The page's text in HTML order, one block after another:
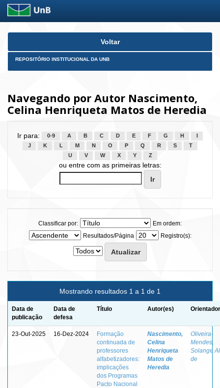
Skip
Voltar
REPOSITÓRIO INSTITUCIONAL DA UNB
Navegando por Autor Nascimento,
Celina Henriqueta Matos de Heredia
Ir para: 0-9 A B C D E F G H
J
K L M N O P Q R S
T
U
V W X Y Z
ou entre com as primeiras letras:
Classificar por:
Em ordem:
Resultados/Página
Registro(s):
Mostrando resultados 1 a 1 de 1
Data de
publicação
Data de
defesa
Título Autor(es)
23-Out-2025 16-Dez-2024
Formação
continuada de
professores
alfabetizadores:
implicações
dos Programas
Pacto Nacional
Nascimento,
Celina
Henriqueta
Matos de
Heredia
Oliveira-
Mendes,
Solange
de